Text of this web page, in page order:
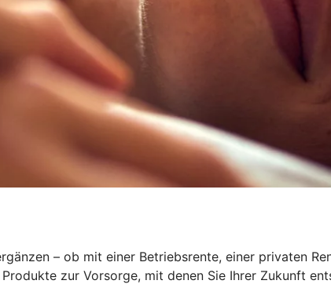
– ob mit einer Betriebsrente, einer privaten
zur Vorsorge, mit denen Sie Ihrer Zukunft